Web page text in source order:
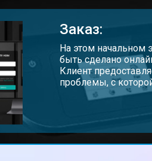
HP
HP
Заказ:
На этом начальном
быть сделано
Клиент
проблемы, с